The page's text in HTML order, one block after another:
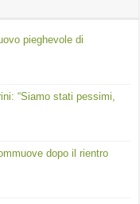
pieghevole di
“Siamo stati pessimi,
dopo il rientro